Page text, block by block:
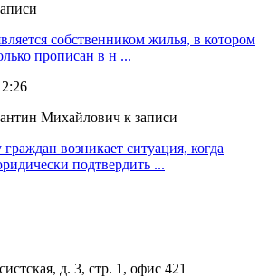
собственником жилья, в котором
прописан в н ...
Михайлович к записи
возникает ситуация, когда
подтвердить ...
д. 3, стр. 1, офис 421